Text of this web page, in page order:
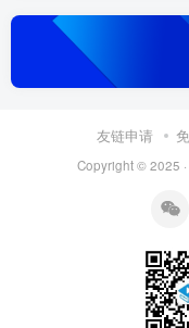
友链申请
Copyright © 2025 ·